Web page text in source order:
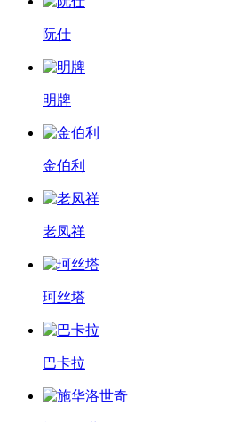
阮仕
明牌
金伯利
老凤祥
珂丝塔
巴卡拉